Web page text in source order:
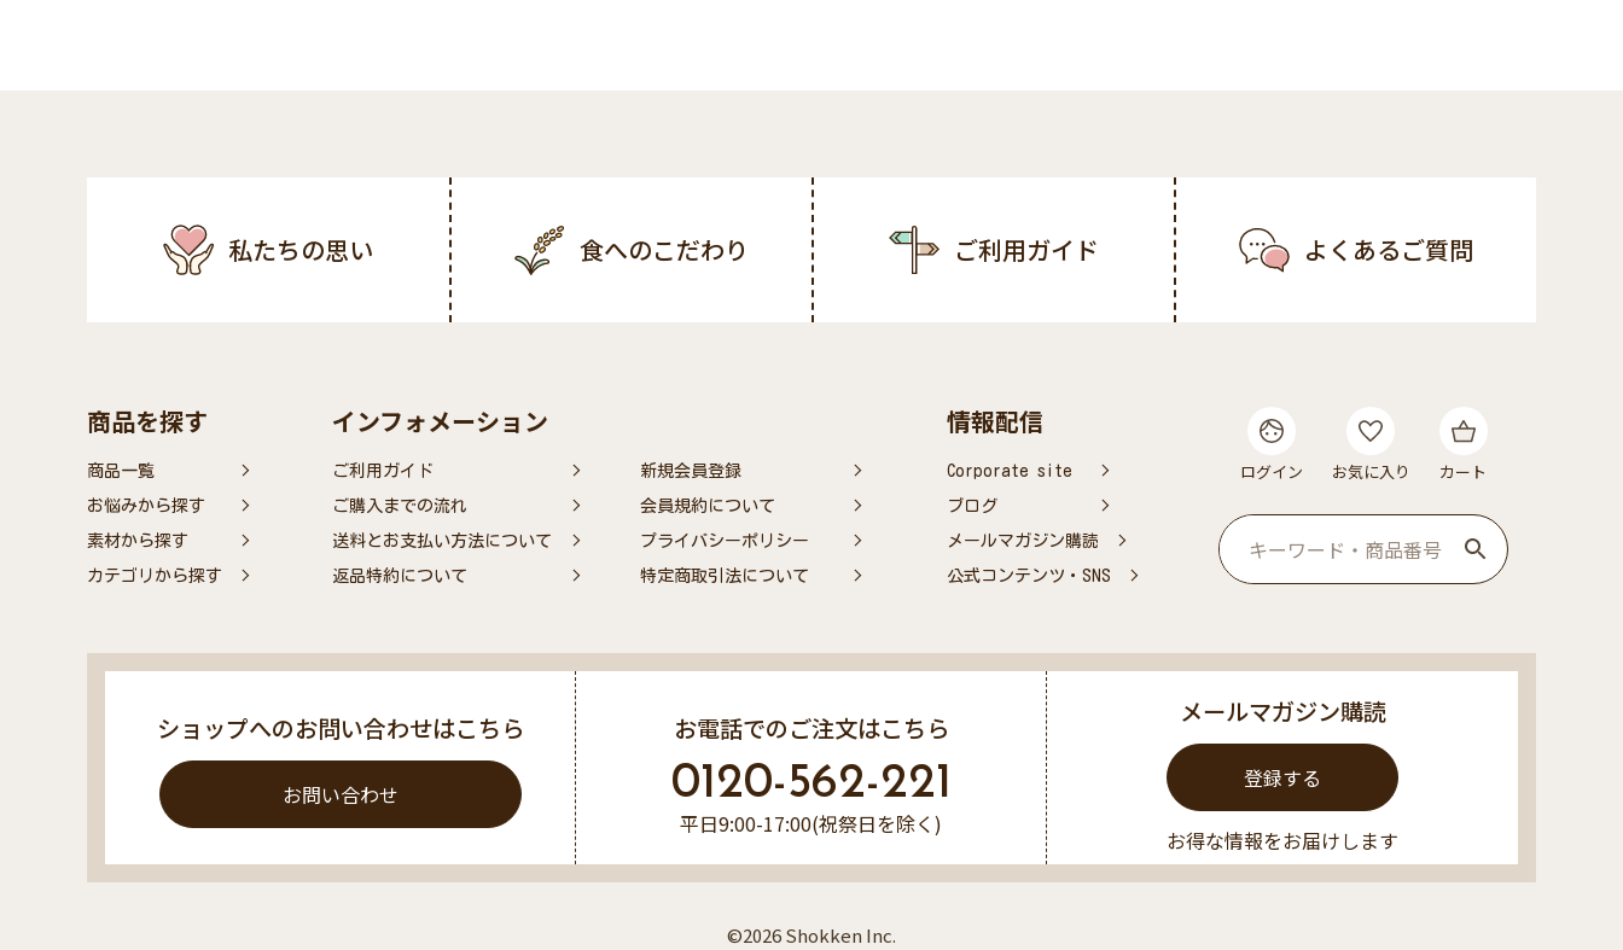
私たちの思い 食へのこだわり ご利用ガイド よくあるご質問
商品を探す
商品一覧
お悩みから探す
素材から探す
カテゴリから探す
インフォメーション
ご利用ガイド
ご購入までの流れ
送料とお支払い方法について
返品特約について
新規会員登録
会員規約について
プライバシーポリシー
特定商取引法について
情報配信
Corporate site
ブログ
メールマガジン購読
公式コンテンツ・SNS
ログイン お気に入り カート
メールマガジン購読
登録する
お得な情報をお届けします
お電話でのご注文はこちら
0120-562-221
平日9:00-17:00(祝祭日を除く)
ショップへのお問い合わせはこちら
お問い合わせ
©2026 Shokken Inc.